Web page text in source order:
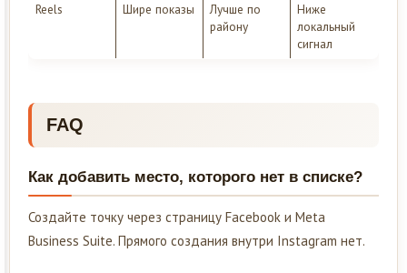
Reels
Шире показы
Лучше по
району
Ниже
локальный
сигнал
FAQ
Как добавить место, которого нет в списке?
Создайте точку через страницу Facebook и Meta
Business Suite. Прямого создания внутри Instagram нет.